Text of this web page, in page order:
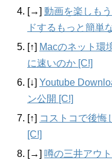
[→] 動画を楽しも
ドするもっと簡単
[↑] Macのネット環
に速いのか [C!]
[↓] Youtube
ン公開 [C!]
[↑] コストコで後悔
[C!]
[→] 噂の三井アウ